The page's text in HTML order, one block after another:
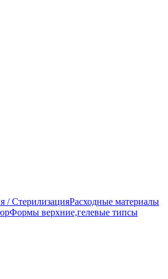
/ СтерилизацияРасходные материалы
Формы верхние,гелевые типсы